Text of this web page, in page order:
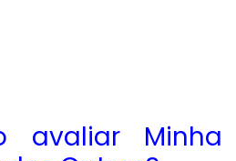
avaliar Minha